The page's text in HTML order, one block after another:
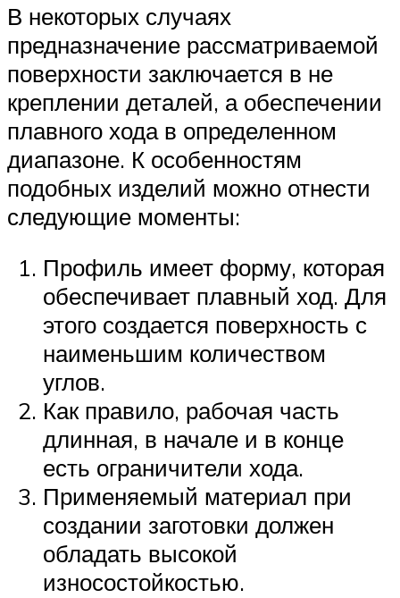
В некоторых случаях
предназначение рассматриваемой
поверхности заключается в не
креплении деталей, а обеспечении
плавного хода в определенном
диапазоне. К особенностям
подобных изделий можно отнести
следующие моменты:
Профиль имеет форму, которая
обеспечивает плавный ход. Для
этого создается поверхность с
наименьшим количеством
углов.
Как правило, рабочая часть
длинная, в начале и в конце
есть ограничители хода.
Применяемый материал при
создании заготовки должен
обладать высокой
износостойкостью.